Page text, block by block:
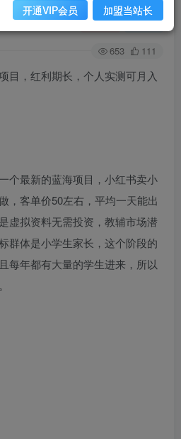
关注 私信
653 111
目，红利期长，个人实测可月入
个最新的蓝海项目，小红书卖小
，客单价50左右，平均一天能出
虚拟资料无需投资，教辅市场潜
群体是小学生家长，这个阶段的
每年都有大量的学生进来，所以
开通VIP会员 加盟当站长